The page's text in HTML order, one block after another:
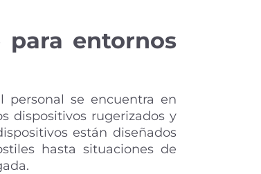
para entornos
personal se encuentra en
dispositivos rugerizados y
están diseñados
hasta situaciones de